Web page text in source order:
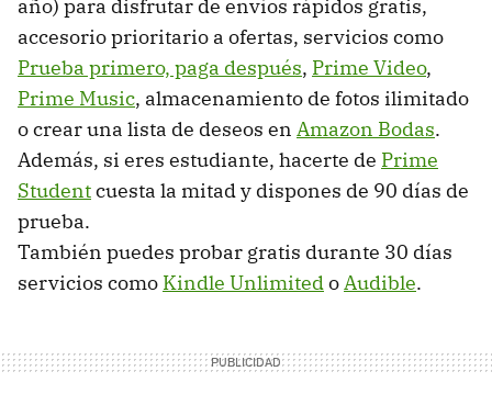
año) para disfrutar de envíos rápidos gratis,
accesorio prioritario a ofertas, servicios como
Prueba primero, paga después, Prime Video,
Prime Music, almacenamiento de fotos ilimitado
o crear una lista de deseos en Amazon Bodas.
Además, si eres estudiante, hacerte de Prime
Studentcuesta la mitad y dispones de 90 días de
prueba.
También puedes probar gratis durante 30 días
servicios como Kindle UnlimitedoAudible.